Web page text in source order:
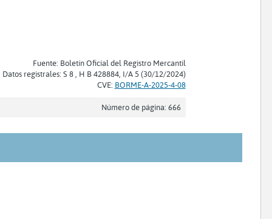
Fuente: Boletín Oficial del Registro Mercantil
Datos registrales: S 8 , H B 428884, I/A 5 (30/12/2024)
CVE: BORME-A-2025-4-08
Número de página: 666